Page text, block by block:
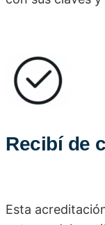
Recibí de
Esta